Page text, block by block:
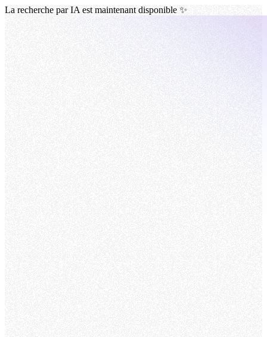
La recherche par IA est maintenant disponible ✨